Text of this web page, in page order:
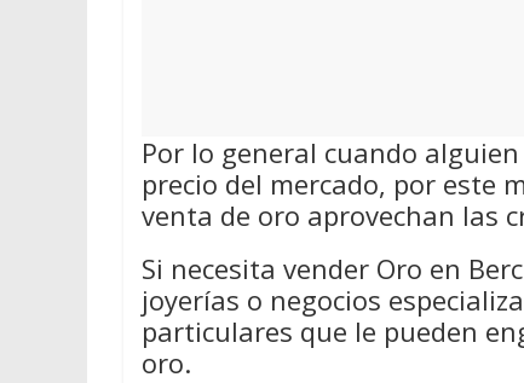
Por lo general cuando
precio del mercado, por este
venta de oro aprovechan las
Si necesita vender Oro en
joyerías o negocios
particulares que le pueden
oro.